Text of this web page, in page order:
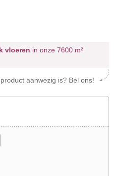
vloeren in onze 7600 m²
aanwezig is? Bel ons!